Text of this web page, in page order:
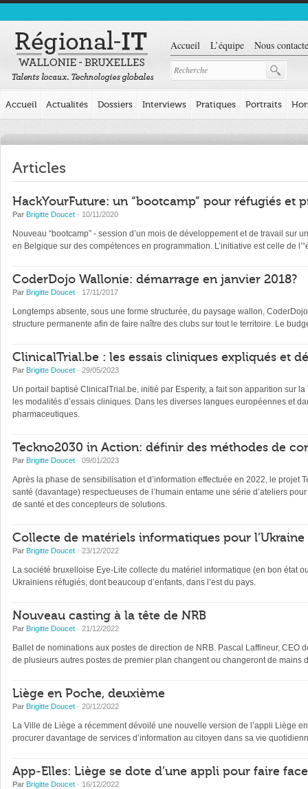
Accueil L’équipe Nous
Accueil Actualités Dossiers Interviews Pratiques Portraits
Articles
HackYourFuture: un “bootcamp” pour réfugiés et
Par Brigitte Doucet · 10/11/2020
Nouveau “bootcamp” - session d’un mois de développement et de travail
en Belgique sur des compétences en programmation. L’initiative est celle de
CoderDojo Wallonie: démarrage en janvier 2018?
Par Brigitte Doucet · 17/11/2017
Longtemps absente, sous une forme structurée, du paysage wallon,
structure permanente afin de faire naître des clubs sur tout le territoire. Le
ClinicalTrial.be : les essais cliniques expliqués et
Par Brigitte Doucet · 29/05/2023
Un portail baptisé ClinicalTrial.be, initié par Esperity, a fait son apparition sur
les modalités d’essais cliniques. Dans les diverses langues européennes et
pharmaceutiques.
Teckno2030 in Action: définir des méthodes de
Par Brigitte Doucet · 09/01/2023
Après la phase de sensibilisation et d’information effectuée en 2022, le projet
santé (davantage) respectueuses de l’humain entame une série d’ateliers
de santé et des concepteurs de solutions.
Collecte de matériels informatiques pour l’Ukraine
Par Brigitte Doucet · 23/12/2022
La société bruxelloise Eye-Lite collecte du matériel informatique (en bon état
Ukrainiens réfugiés, dont beaucoup d’enfants, dans l’est du pays.
Nouveau casting à la tête de NRB
Par Brigitte Doucet · 21/12/2022
Ballet de nominations aux postes de direction de NRB. Pascal Laffineur,
de plusieurs autres postes de premier plan changent ou changeront de mains
Liège en Poche, deuxième
Par Brigitte Doucet · 20/12/2022
La Ville de Liège a récemment dévoilé une nouvelle version de l’appli Liège
procurer davantage de services d’information au citoyen dans sa vie
App-Elles: Liège se dote d’une appli pour faire
Par Brigitte Doucet · 16/12/2022